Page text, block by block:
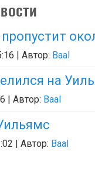
| Автор: Baal
на
| Автор: Baal
| Автор: Baal